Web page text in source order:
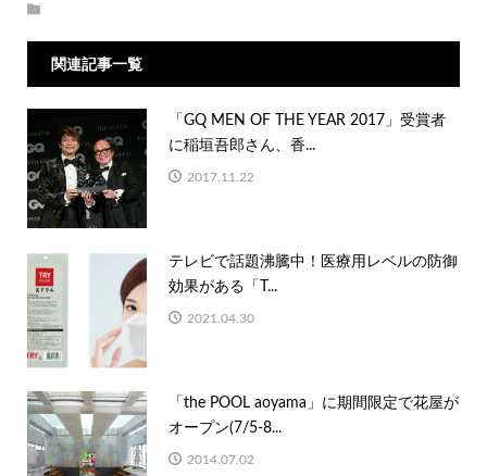
関連記事一覧
「GQ MEN OF THE YEAR 2017」受賞者
に稲垣吾郎さん、香...
2017.11.22
テレビで話題沸騰中！医療用レベルの防御
効果がある「T...
2021.04.30
「the POOL aoyama」に期間限定で花屋が
オープン(7/5-8...
2014.07.02